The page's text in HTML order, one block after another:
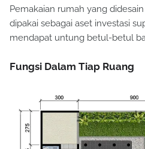
mahal. Harga Jasa Desain
Pemakaian rumah yang
dipakai sebagai aset investasi